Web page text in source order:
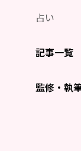
占い
記事一覧
監修・執